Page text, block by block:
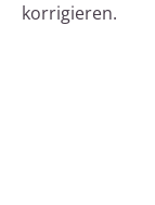
korrigieren.